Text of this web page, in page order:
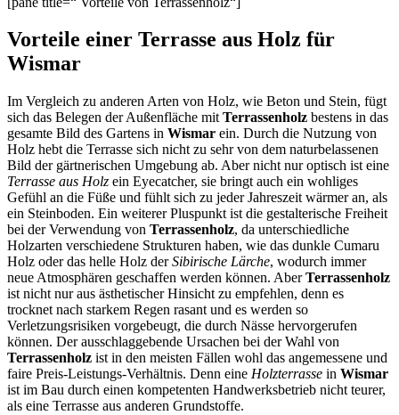
Vorteile einer Terrasse aus Holz für
Wismar
Im Vergleich zu anderen Arten von Holz, wie Beton und Stein, fügt
sich das Belegen der Außenfläche mit Terrassenholz bestens in das
gesamte Bild des Gartens in Wismar ein. Durch die Nutzung von
Holz hebt die Terrasse sich nicht zu sehr von dem naturbelassenen
Bild der gärtnerischen Umgebung ab. Aber nicht nur optisch ist eine
Terrasse aus Holz ein Eyecatcher, sie bringt auch ein wohliges
Gefühl an die Füße und fühlt sich zu jeder Jahreszeit wärmer an, als
ein Steinboden. Ein weiterer Pluspunkt ist die gestalterische Freiheit
bei der Verwendung von Terrassenholz, da unterschiedliche
Holzarten verschiedene Strukturen haben, wie das dunkle Cumaru
Holz oder das helle Holz derSibirische Lärche, wodurch immer
neue Atmosphären geschaffen werden können. AberTerrassenholz
ist nicht nur aus ästhetischer Hinsicht zu empfehlen, denn es
trocknet nach starkem Regen rasant und es werden so
Verletzungsrisiken vorgebeugt, die durch Nässe hervorgerufen
können. Der ausschlaggebende Ursachen bei der Wahl von
Terrassenholz ist in den meisten Fällen wohl das angemessene und
faire Preis-Leistungs-Verhältnis. Denn eine Holzterrasse in Wismar
ist im Bau durch einen kompetenten Handwerksbetrieb nicht teurer,
als eine Terrasse aus anderen Grundstoffe.